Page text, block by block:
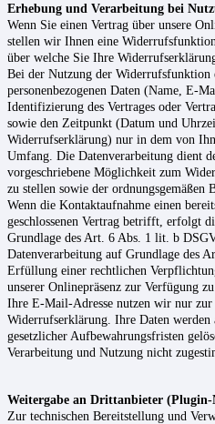
Erhebung und Verarbeitung bei
Wenn Sie einen Vertrag über unsere
stellen wir Ihnen eine
über welche Sie Ihre
Bei der Nutzung der Widerrufsfunktion
personenbezogenen Daten (Name, E-
Identifizierung des Vertrages oder
sowie den Zeitpunkt (Datum und
Widerrufserklärung) nur in dem von
Umfang. Die Datenverarbeitung dient
vorgeschriebene Möglichkeit zum
zu stellen sowie der ordnungsgemäßen
Wenn die Kontaktaufnahme einen
geschlossenen Vertrag betrifft, erfolgt
Grundlage des Art. 6 Abs. 1 lit. b
Datenverarbeitung auf Grundlage des
Erfüllung einer rechtlichen
unserer Onlinepräsenz zur Verfügung zu
Ihre E-Mail-Adresse nutzen wir nur
Widerrufserklärung. Ihre Daten werden
gesetzlicher Aufbewahrungsfristen
Verarbeitung und Nutzung nicht
Weitergabe an Drittanbieter (Plugin-
Zur technischen Bereitstellung und